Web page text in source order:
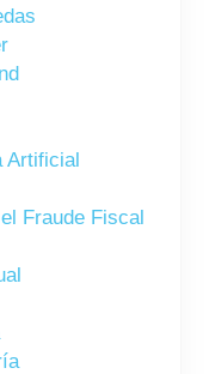
Artificial
Fraude Fiscal